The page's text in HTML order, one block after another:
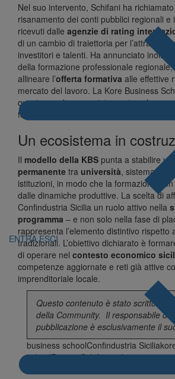
ENTRA ESCI
Nel suo intervento, Schifani ha
risanamento dei conti pubblici regionali e
ricevuti dalle agenzie di rating
di un cambio di traiettoria per l’attrattività
investitori e talenti. Ha annunciato inoltre
della formazione professionale
allineare l’offerta formativa alle effettive
mercato del lavoro. La Kore Business
questo quadro come intervento sul
formazione manageriale di alto livello.
Un ecosistema in
Il modello della KBS punta a stabilire una
permanente tra università, sistema
istituzioni, in modo che la formazione
dalle dinamiche produttive. La scelta di
Confindustria Sicilia un ruolo attivo nella
programma – e non solo nella fase di
rappresenta l’elemento distintivo rispetto
tradizionali. L’obiettivo dichiarato è
di operare nel contesto economico
competenze aggiornate e reti già attive
imprenditoriale locale.
Questo contenuto è stato scritto da
della Community. Il responsabile della
pubblicazione è esclusivamente il
business schoolConfindustria Sicilia
schoolRenato Schifaniunikore